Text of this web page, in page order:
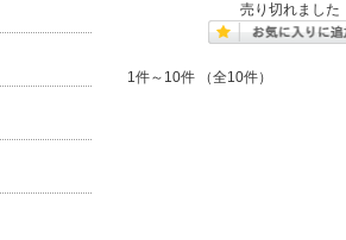
売り切れました
1件～10件 （全10件）